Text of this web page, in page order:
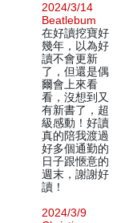
2024/3/14
Beatlebum
在好讀挖寶好
幾年，以為好
讀不會更新
了，但還是偶
爾會上來看
看，沒想到又
有新書了，超
級感動！好讀
真的陪我渡過
好多個通勤的
日子跟愜意的
週末，謝謝好
讀！
2024/3/9